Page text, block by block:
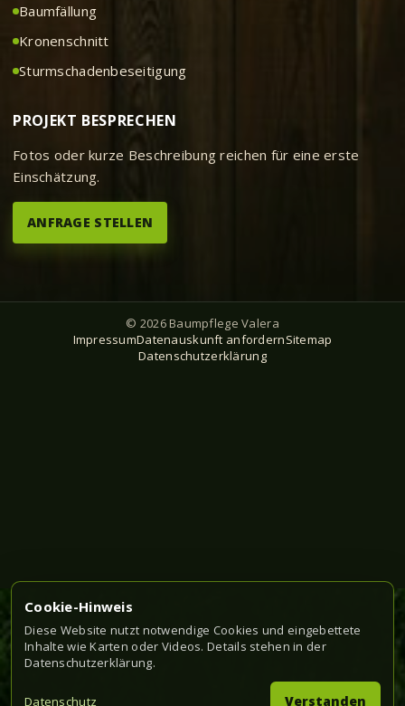
Baumfällung
Kronenschnitt
Sturmschadenbeseitigung
PROJEKT BESPRECHEN
Fotos oder kurze Beschreibung reichen für eine erste
Einschätzung.
ANFRAGE STELLEN
© 2026 Baumpflege Valera
ImpressumDatenauskunft anfordernSitemap
Datenschutzerklärung
Cookie-Hinweis
Diese Website nutzt notwendige Cookies und eingebettete
Inhalte wie Karten oder Videos. Details stehen in der
Datenschutzerklärung.
Datenschutz Verstanden